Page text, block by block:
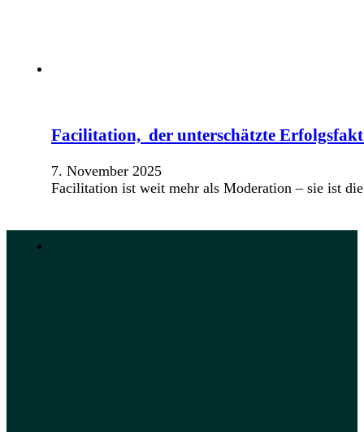
Facilitation, der unterschätzte
7. November 2025
Facilitation ist weit mehr als Moderation – sie ist